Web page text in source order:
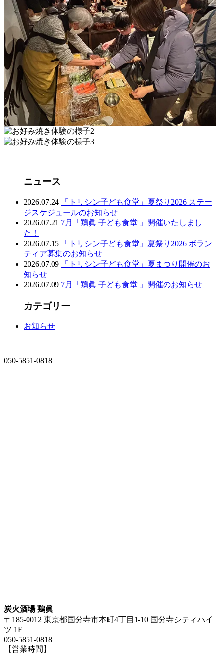
ニュース
2026.07.24
「トリシン子ども食堂」夏祭り2026 ステー
ジスケジュールのお知らせ
2026.07.21 7月「鶏眞 子ども食堂 」開催いたしまし
た！
2026.07.15
「トリシン子ども食堂」夏祭り2026 ボラン
ティア募集のお知らせ
2026.07.09
「トリシン子ども食堂」夏まつり開催のお
知らせ
2026.07.09 7月「鶏眞 子ども食堂 」開催のお知らせ
カテゴリー
お知らせ
050-5851-0818
炭火酒場 鶏眞
〒185-0012 東京都国分寺市本町4丁目1-10 国分寺シティハイ
ツ 1F
050-5851-0818
【営業時間】